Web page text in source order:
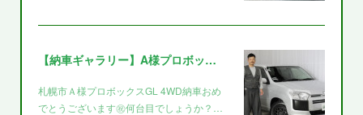
【納車ギャラリー】A様プロボックス～～
札幌市Ａ様プロボックスGL 4WD納車おめ
でとうございます㊗️何台目でしょうか？…